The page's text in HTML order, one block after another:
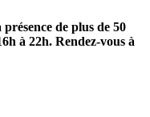
présence de plus de 50
à 22h. Rendez-vous à